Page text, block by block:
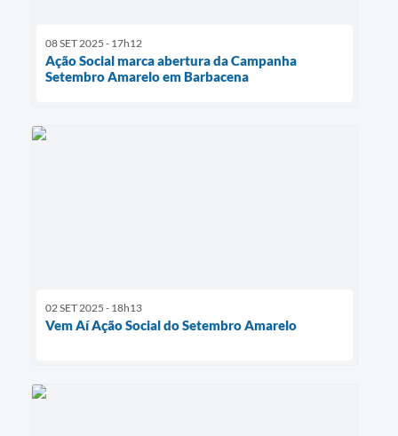
08 SET 2025 - 17h12
Ação Social marca abertura da Campanha
Setembro Amarelo em Barbacena
02 SET 2025 - 18h13
Vem Aí Ação Social do Setembro Amarelo